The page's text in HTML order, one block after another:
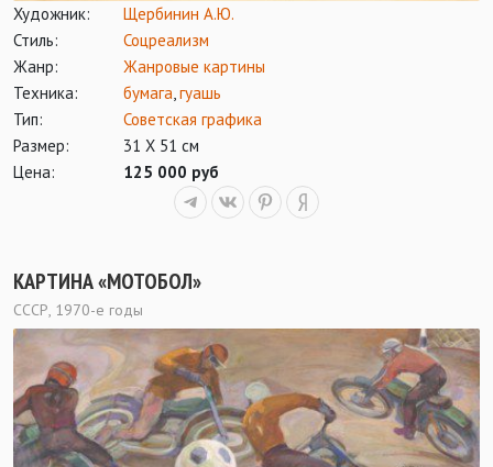
Художник:
Щербинин А.Ю.
Стиль:
Соцреализм
Жанр:
Жанровые картины
Техника:
бумага гуашь
Тип:
Советская графика
Размер:
31 Х 51 см
Цена:
125 000 руб
КАРТИНА «МОТОБОЛ»
СССР, 1970-е годы